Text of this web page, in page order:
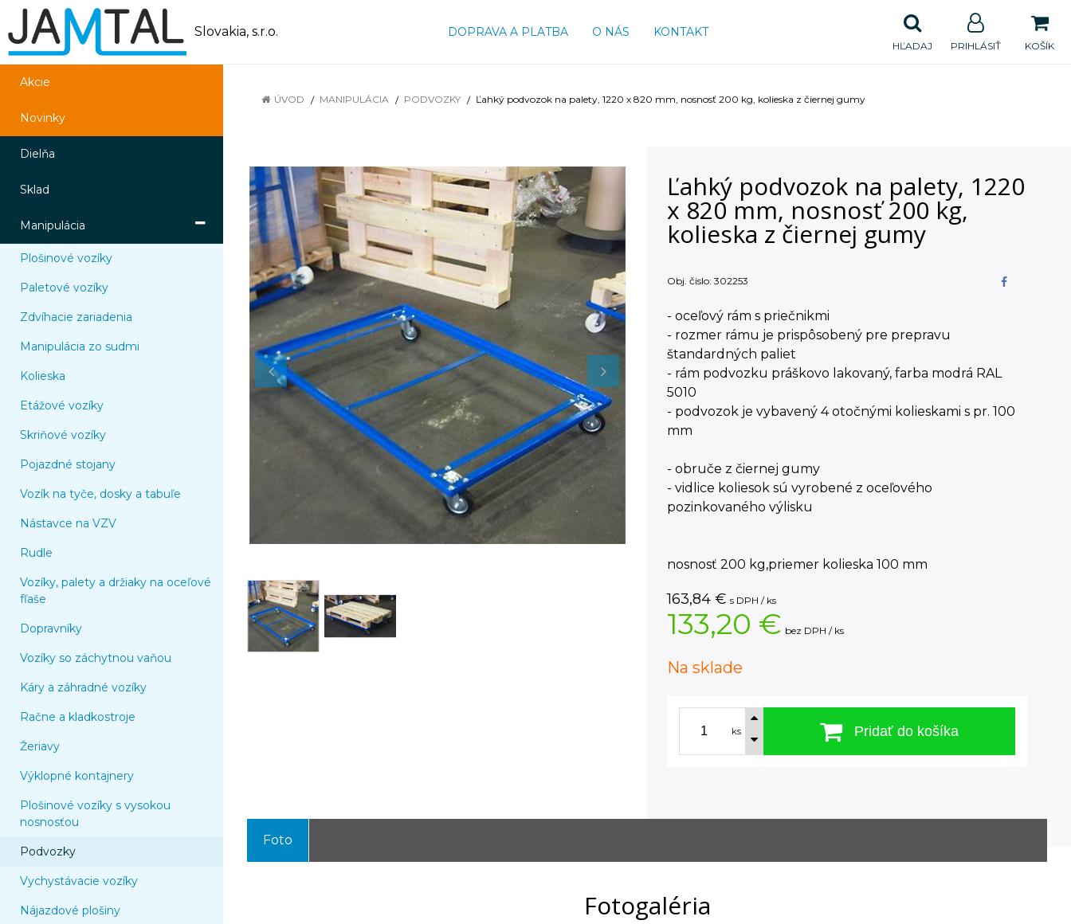
Slovakia, s.r.o. DOPRAVA A PLATBA O NÁS KONTAKT
KOŠÍK
PRIHLÁSIŤ
HĽADAJ
Akcie
Novinky
Dielňa
Sklad
Manipulácia
Plošinové vozíky
Paletové vozíky
Zdvíhacie zariadenia
Manipulácia zo sudmi
Kolieska
Etážové vozíky
Skriňové vozíky
Pojazdné stojany
Vozík na tyče, dosky a tabuľe
Nástavce na VZV
Rudle
Vozíky, palety a držiaky na oceľové
fľaše
Dopravníky
Vozíky so záchytnou vaňou
Káry a záhradné vozíky
Račne a kladkostroje
Žeriavy
Výklopné kontajnery
Plošinové vozíky s vysokou
nosnosťou
Podvozky
Vychystávacie vozíky
Nájazdové plošiny
ÚVOD MANIPULÁCIA PODVOZKY Ľahký podvozok na palety, 1220 x 820 mm, nosnosť 200 kg, kolieska z čiernej gumy
Ľahký podvozok na palety, 1220
x 820 mm, nosnosť 200 kg,
kolieska z čiernej gumy
Obj. čislo: 302253
- oceľový rám s priečnikmi
- rozmer rámu je prispôsobený pre prepravu
štandardných paliet
- rám podvozku práškovo lakovaný, farba modrá RAL
5010
- podvozok je vybavený 4 otočnými kolieskami s pr. 100
mm
- obruče z čiernej gumy
- vidlice koliesok sú vyrobené z oceľového
pozinkovaného výlisku
nosnosť 200 kg,priemer kolieska 100 mm
163,84 € s DPH / ks
133,20 € bez DPH / ks
Na sklade
ks Pridať do košíka
Foto
Fotogaléria